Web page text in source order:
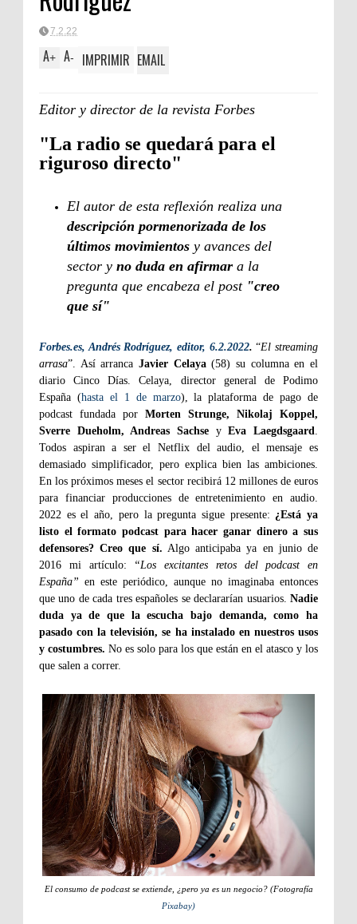
7.2.22
A+ A- IMPRIMIR EMAIL
Editor y director de la revista Forbes
"La radio se quedará para el
riguroso directo"
El autor de esta reflexión realiza una
descripción pormenorizada de los
últimos movimientos y avances del
sector y no duda en afirmar a la
pregunta que encabeza el post "creo
que sí"
Forbes.es, Andrés Rodríguez, editor, 6.2.2022. “El streaming
arrasa”. Así arranca Javier Celaya(58) su columna en el
diario Cinco Días. Celaya, director general de Podimo
España (hasta el 1 de marzo), la plataforma de pago de
podcast fundada por Morten Strunge, Nikolaj Koppel,
Sverre Dueholm, Andreas Sachse yEva Laegdsgaard.
Todos aspiran a ser el Netflix del audio, el mensaje es
demasiado simplificador, pero explica bien las ambiciones.
En los próximos meses el sector recibirá 12 millones de euros
para financiar producciones de entretenimiento en audio.
2022 es el año, pero la pregunta sigue presente: ¿Está ya
listo el formato podcast para hacer ganar dinero a sus
defensores? Creo que sí. Algo anticipaba ya en junio de
2016 mi artículo:
“Los excitantes retos del podcast en
España” en este periódico, aunque no imaginaba entonces
que uno de cada tres españoles se declararían usuarios. Nadie
duda ya de que la escucha bajo demanda, como ha
pasado con la televisión, se ha instalado en nuestros usos
y costumbres. No es solo para los que están en el atasco y los
que salen a correr.
El consumo de podcast se extiende, ¿pero ya es un negocio? (Fotografía
Pixabay)